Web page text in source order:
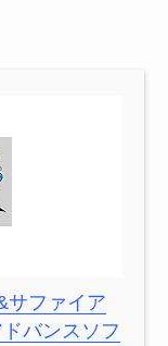
サファイア
バンスソフ